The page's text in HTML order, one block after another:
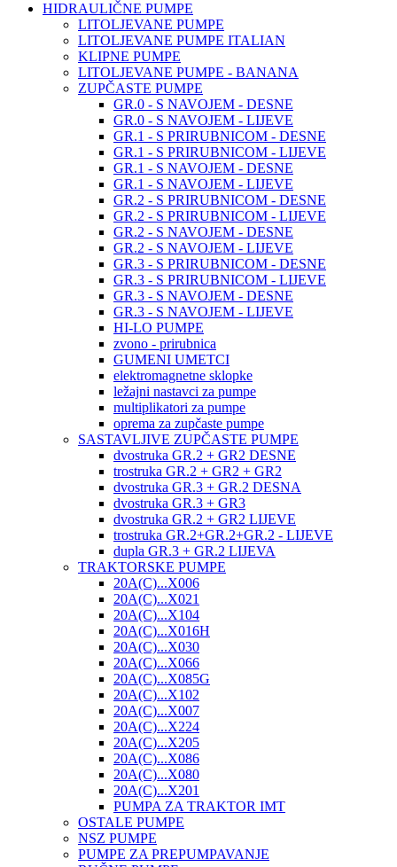
HIDRAULIČNE PUMPE
LITOLJEVANE PUMPE
LITOLJEVANE PUMPE ITALIAN
KLIPNE PUMPE
LITOLJEVANE PUMPE - BANANA
ZUPČASTE PUMPE
GR.0 - S NAVOJEM - DESNE
GR.0 - S NAVOJEM - LIJEVE
GR.1 - S PRIRUBNICOM - DESNE
GR.1 - S PRIRUBNICOM - LIJEVE
GR.1 - S NAVOJEM - DESNE
GR.1 - S NAVOJEM - LIJEVE
GR.2 - S PRIRUBNICOM - DESNE
GR.2 - S PRIRUBNICOM - LIJEVE
GR.2 - S NAVOJEM - DESNE
GR.2 - S NAVOJEM - LIJEVE
GR.3 - S PRIRUBNICOM - DESNE
GR.3 - S PRIRUBNICOM - LIJEVE
GR.3 - S NAVOJEM - DESNE
GR.3 - S NAVOJEM - LIJEVE
HI-LO PUMPE
zvono - prirubnica
GUMENI UMETCI
elektromagnetne sklopke
ležajni nastavci za pumpe
multiplikatori za pumpe
oprema za zupčaste pumpe
SASTAVLJIVE ZUPČASTE PUMPE
dvostruka GR.2 + GR2 DESNE
trostruka GR.2 + GR2 + GR2
dvostruka GR.3 + GR.2 DESNA
dvostruka GR.3 + GR3
dvostruka GR.2 + GR2 LIJEVE
trostruka GR.2+GR.2+GR.2 - LIJEVE
dupla GR.3 + GR.2 LIJEVA
TRAKTORSKE PUMPE
20A(C)...X006
20A(C)...X021
20A(C)...X104
20A(C)...X016H
20A(C)...X030
20A(C)...X066
20A(C)...X085G
20A(C)...X102
20A(C)...X007
20A(C)...X224
20A(C)...X205
20A(C)...X086
20A(C)...X080
20A(C)...X201
PUMPA ZA TRAKTOR IMT
OSTALE PUMPE
NSZ PUMPE
PUMPE ZA PREPUMPAVANJE